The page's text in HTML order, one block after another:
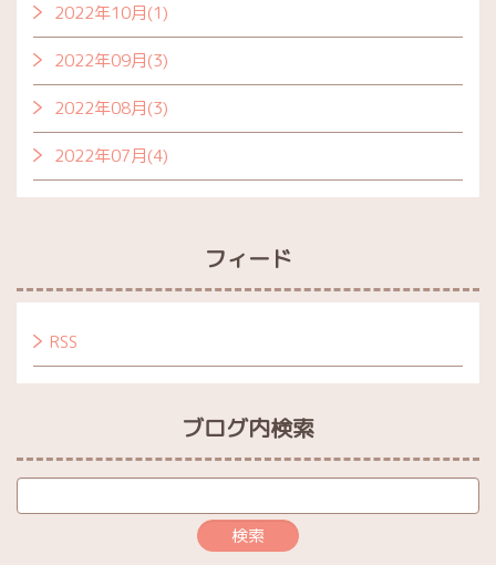
2022年10月(1)
2022年09月(3)
2022年08月(3)
2022年07月(4)
フィード
RSS
ブログ内検索